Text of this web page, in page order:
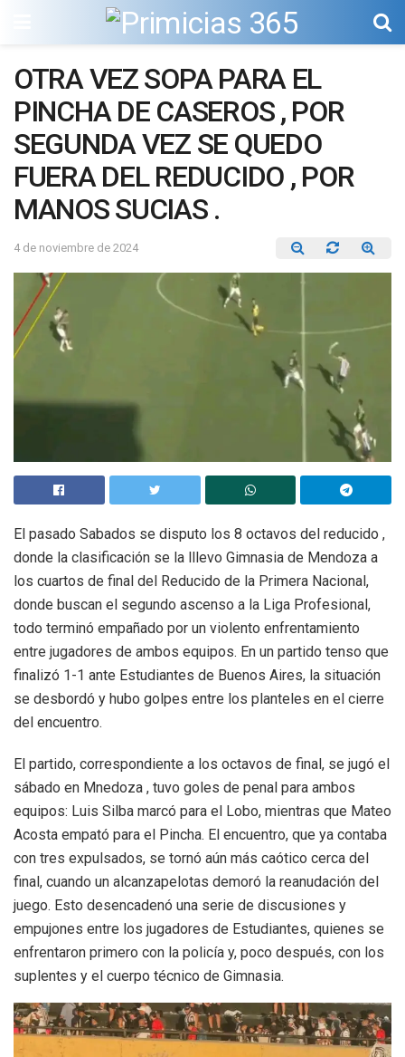
OTRA VEZ SOPA PARA EL
PINCHA DE CASEROS , POR
SEGUNDA VEZ SE QUEDO
FUERA DEL REDUCIDO , POR
MANOS SUCIAS .
4 de noviembre de 2024
El pasado Sabados se disputo los 8 octavos del reducido ,
donde la clasificación se la lllevo Gimnasia de Mendoza a
los cuartos de final del Reducido de la Primera Nacional,
donde buscan el segundo ascenso a la Liga Profesional,
todo terminó empañado por un violento enfrentamiento
entre jugadores de ambos equipos. En un partido tenso que
finalizó 1-1 ante Estudiantes de Buenos Aires, la situación
se desbordó y hubo golpes entre los planteles en el cierre
del encuentro.
El partido, correspondiente a los octavos de final, se jugó el
sábado en Mnedoza , tuvo goles de penal para ambos
equipos: Luis Silba marcó para el Lobo, mientras que Mateo
Acosta empató para el Pincha. El encuentro, que ya contaba
con tres expulsados, se tornó aún más caótico cerca del
final, cuando un alcanzapelotas demoró la reanudación del
juego. Esto desencadenó una serie de discusiones y
empujones entre los jugadores de Estudiantes, quienes se
enfrentaron primero con la policía y, poco después, con los
suplentes y el cuerpo técnico de Gimnasia.